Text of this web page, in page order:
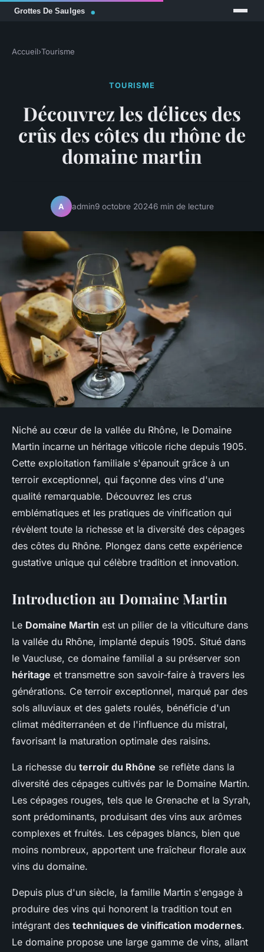
Accueil›Tourisme
TOURISME
Découvrez les délices des
crûs des côtes du rhône de
domaine martin
A admin9 octobre 20246 min de lecture
Niché au cœur de la vallée du Rhône, le Domaine
Martin incarne un héritage viticole riche depuis 1905.
Cette exploitation familiale s'épanouit grâce à un
terroir exceptionnel, qui façonne des vins d'une
qualité remarquable. Découvrez les crus
emblématiques et les pratiques de vinification qui
révèlent toute la richesse et la diversité des cépages
des côtes du Rhône. Plongez dans cette expérience
gustative unique qui célèbre tradition et innovation.
Introduction au Domaine Martin
Le Domaine Martin est un pilier de la viticulture dans
la vallée du Rhône, implanté depuis 1905. Situé dans
le Vaucluse, ce domaine familial a su préserver son
héritage et transmettre son savoir-faire à travers les
générations. Ce terroir exceptionnel, marqué par des
sols alluviaux et des galets roulés, bénéficie d'un
climat méditerranéen et de l'influence du mistral,
favorisant la maturation optimale des raisins.
La richesse du terroir du Rhône se reflète dans la
diversité des cépages cultivés par le Domaine Martin.
Les cépages rouges, tels que le Grenache et la Syrah,
sont prédominants, produisant des vins aux arômes
complexes et fruités. Les cépages blancs, bien que
moins nombreux, apportent une fraîcheur florale aux
vins du domaine.
Depuis plus d'un siècle, la famille Martin s'engage à
produire des vins qui honorent la tradition tout en
intégrant des techniques de vinification modernes.
Le domaine propose une large gamme de vins, allant